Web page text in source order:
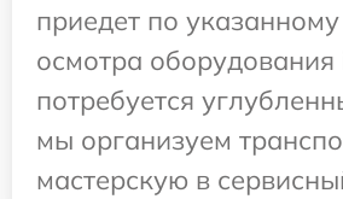
приедет по
осмотра оборудования
потребуется
мы организуем
мастерскую в